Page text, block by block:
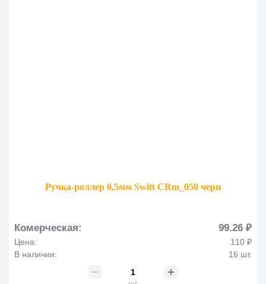
Ручка-роллер 0,5мм Switt CRm_050 черн
Комерческая: 99.26 ₽
Цена:
110 ₽
В наличии:
16 шт.